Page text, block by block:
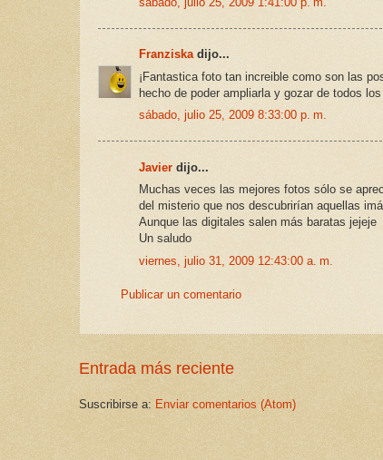
Franziskadijo...
¡Fantastica foto tan increible como son las
hecho de poder ampliarla y gozar de todos
sábado, julio 25, 2009 8:33:00 p. m.
Javier dijo...
Muchas veces las mejores fotos sólo se
del misterio que nos descubrirían aquellas
Aunque las digitales salen más baratas jejeje
Un saludo
viernes, julio 31, 2009 12:43:00 a. m.
Publicar un comentario
Entrada más reciente
Suscribirse a: Enviar comentarios (Atom)